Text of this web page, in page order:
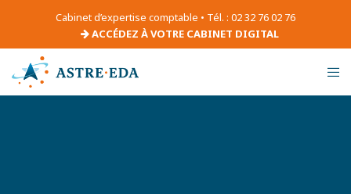
Cabinet d’expertise comptable • Tél. : 02 32 76 02 76
ACCÉDEZ À VOTRE CABINET DIGITAL